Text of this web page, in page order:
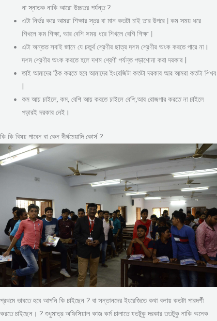
না স্নাতক নাকি আরো উচ্চতর পর্যন্ত ?
এটা নির্ভর করে আমরা শিক্ষার স্তর বা মান কতটা চাই তার উপরে | কম সময় ধরে
শিখলে কম শিক্ষা, আর বেশি সময় ধরে শিখলে বেশি শিক্ষা |
এটা অন্তত সবাই জানে যে চতুর্থ শ্রেণীর ছাত্র দশম শ্রেণীর অংক করতে পারে না।
দশম শ্রেণীর অংক করতে হলে দশম শ্রেণী পর্যন্ত পড়াশোনা করা দরকার |
তাই আমাদের ঠিক করতে হবে আমাদের ইংরেজিটা কতটা দরকার আর আমরা কতটা শিখব
|
কম আয় চাইলে, কম, বেশি আয় করতে চাইলে বেশি,আর রোজগার করতে না চাইলে
পড়ারই দরকার নেই।
কি কি বিষয় পাবেন বা কেন দীর্ঘমেয়াদি কোর্স ?
প্রথমে ভাবতে হবে আপনি কি চাইছেন ? বা সন্তানদের ইংরেজিতে কথা বলায় কতটা পারদর্শী
করতে চাইছেন। ? শুধুমাত্র অফিসিয়াল কাজ কর্ম চালাতে যতটুকু দরকার ততটুকু নাকি অনেক